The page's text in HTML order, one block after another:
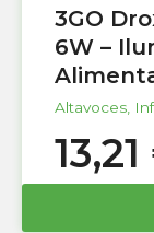
3GO
6W –
Altavoces
13,21